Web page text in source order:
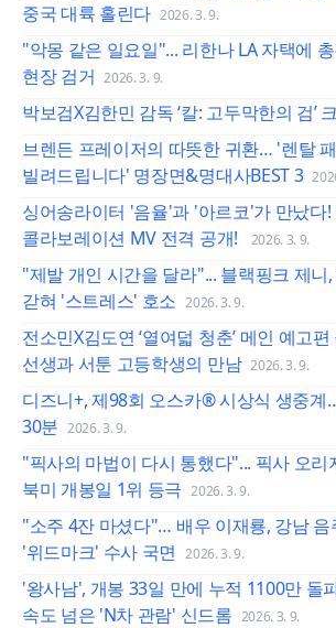
중국 대륙 홀린다 2026. 3. 9.
"악몽 같은 일요일"... 리한나 LA 자택에
현장 검거 2026. 3. 9.
박보검X김한민 감독 ‘칼: 고두막한의 검’
브렌든 프레이저의 따뜻한 귀환… '렌탈
빌려드립니다' 명장면&명대사BEST 3
싱어송라이터 '음율'과 '아르코'가 만났다
콜라보레이션 MV 전격 공개!
2026. 3. 9.
"제발 개인 시간을 달라"... 블랙핑크 제니
갇혀 '스트레스' 호소 2026. 3. 9.
전소민X김도연 ‘열여덟 청춘’ 메인 예고
선생과 서툰 고등학생의 만남 2026. 3. 9.
디즈니+, 제98회 오스카® 시상식 생중계
30분 2026. 3. 9.
"픽사의 마법이 다시 통했다"... 픽사 오리
북미 개봉일 1위 등극 2026. 3. 9.
"소주 4잔 마셨다"… 배우 이재룡, 강남 음
'위드마크' 수사 국면 2026. 3. 9.
'왕사남', 개봉 33일 만에 누적 1100만 돌
속도 넘은 'N차 관람' 신드롬 2026. 3. 9.